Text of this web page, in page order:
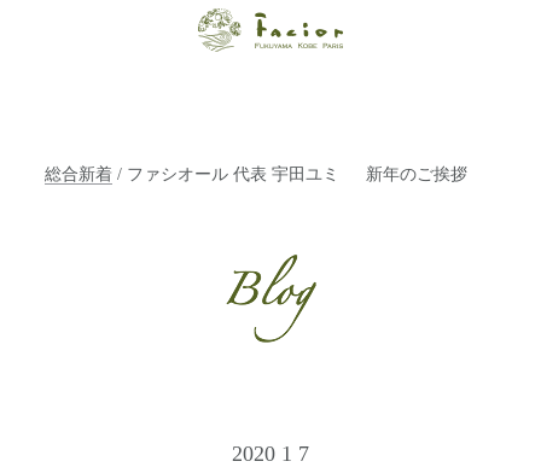
ン ファシオー
輝く美をトータ
ルでご提案しま
す。
総合新着 / ファシオール 代表 宇田ユミ 新年のご挨拶
2020 1 7